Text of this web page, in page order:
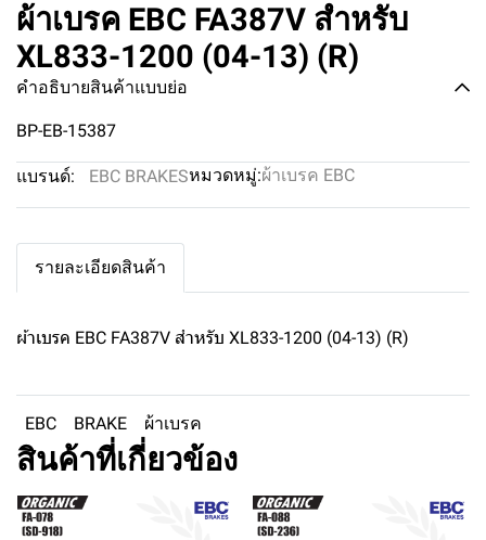
ผ้าเบรค EBC FA387V สำหรับ
XL833-1200 (04-13) (R)
คำอธิบายสินค้าแบบย่อ
BP-EB-15387
แบรนด์: EBC BRAKESหมวดหมู่:ผ้าเบรค EBC
รายละเอียดสินค้า
ผ้าเบรค EBC FA387V สำหรับ XL833-1200 (04-13) (R)
EBC BRAKE ผ้าเบรค
สินค้าที่เกี่ยวข้อง